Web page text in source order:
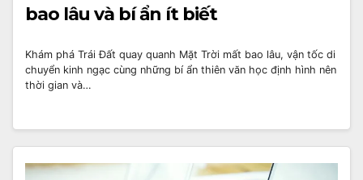
bao lâu và bí ẩn ít biết
Khám phá Trái Đất quay quanh Mặt Trời mất bao lâu, vận tốc di
chuyển kinh ngạc cùng những bí ẩn thiên văn học định hình nên
thời gian và…